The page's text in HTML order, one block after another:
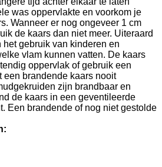
was oppervlakte en voorkom je
Wanneer er nog ongeveer 1 cm
de kaars dan niet meer. Uiteraard
gebruik van kinderen en
vlam kunnen vatten. De kaars
oppervlak of gebruik een
een brandende kaars nooit
zijn brandbaar en
de kaars in een geventileerde
Een brandende of nog niet gestolde